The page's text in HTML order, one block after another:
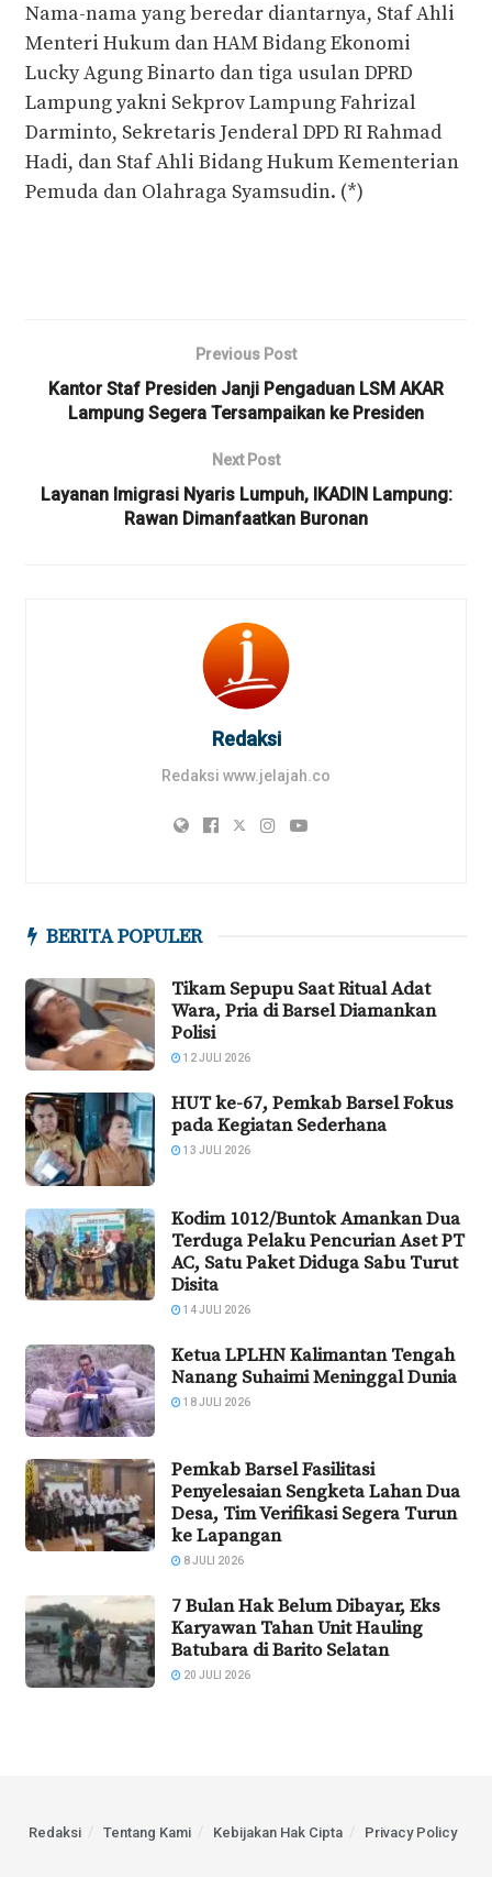
Nama-nama yang beredar diantarnya, Staf Ahli
Menteri Hukum dan HAM Bidang Ekonomi
Lucky Agung Binarto dan tiga usulan DPRD
Lampung yakni Sekprov Lampung Fahrizal
Darminto, Sekretaris Jenderal DPD RI Rahmad
Hadi, dan Staf Ahli Bidang Hukum Kementerian
Pemuda dan Olahraga Syamsudin. (*)
Previous Post
Kantor Staf Presiden Janji Pengaduan LSM AKAR
Lampung Segera Tersampaikan ke Presiden
Next Post
Layanan Imigrasi Nyaris Lumpuh, IKADIN Lampung:
Rawan Dimanfaatkan Buronan
Redaksi
Redaksi www.jelajah.co
BERITA POPULER
Tikam Sepupu Saat Ritual Adat
Wara, Pria di Barsel Diamankan
Polisi
12 JULI 2026
HUT ke-67, Pemkab Barsel Fokus
pada Kegiatan Sederhana
13 JULI 2026
Kodim 1012/Buntok Amankan Dua
Terduga Pelaku Pencurian Aset PT
AC, Satu Paket Diduga Sabu Turut
Disita
14 JULI 2026
Ketua LPLHN Kalimantan Tengah
Nanang Suhaimi Meninggal Dunia
18 JULI 2026
Pemkab Barsel Fasilitasi
Penyelesaian Sengketa Lahan Dua
Desa, Tim Verifikasi Segera Turun
ke Lapangan
8 JULI 2026
7 Bulan Hak Belum Dibayar, Eks
Karyawan Tahan Unit Hauling
Batubara di Barito Selatan
20 JULI 2026
Redaksi Tentang Kami Kebijakan Hak Cipta Privacy Policy